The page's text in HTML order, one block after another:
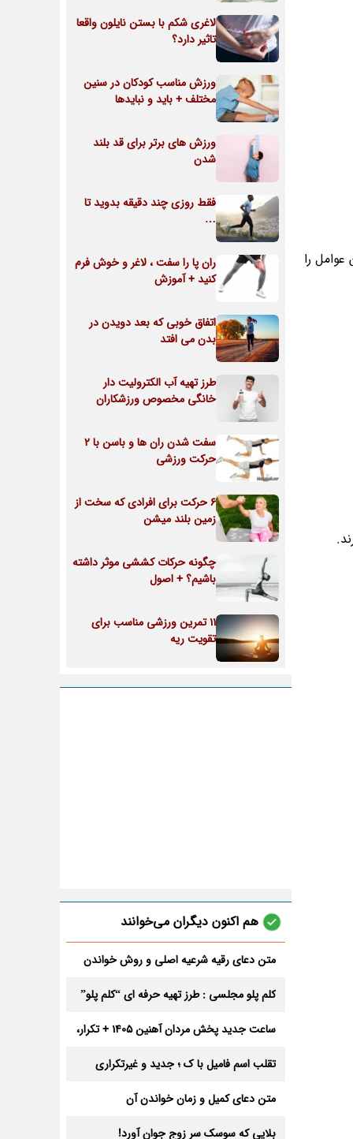
را
لاغری شکم با بستن نایلون واقعا
تاثیر دارد؟
ورزش مناسب کودکان در سنین
مختلف + باید و نبایدها
ورزش های برتر برای قد بلند
شدن
فقط روزی چند دقیقه بدوید تا
…
ران پا را سفت ، لاغر و خوش فرم
کنید + آموزش
اتفاق خوبی که بعد دویدن در
بدن می افتد
طرز تهیه آب الکترولیت دار
خانگی مخصوص ورزشکاران
سفت شدن ران ها و باسن با 2
حرکت ورزشی
6 حرکت برای افرادی که سخت از
زمین بلند میشن
چگونه حرکات کششی موثر داشته
باشیم؟ + اصول
11 تمرین ورزشی مناسب برای
تقویت ریه
هم اکنون دیگران می‌خوانند
متن دعای رقیه شرعیه اصلی و روش خواندن
کلم پلو مجلسی : طرز تهیه حرفه ای “کلم پلو”
ساعت جدید پخش مردان آهنین 1405 + تکرار،
تقلب اسم فامیل با ک ؛ جدید و غیرتکراری
متن دعای کمیل و زمان خواندن آن
بلایی که سوسک سر زوج جوان آورد!